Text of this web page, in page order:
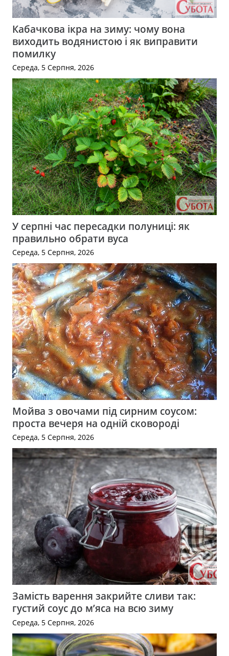
Кабачкова ікра на зиму: чому вона
виходить водянистою і як виправити
помилку
Середа, 5 Серпня, 2026
У серпні час пересадки полуниці: як
правильно обрати вуса
Середа, 5 Серпня, 2026
Мойва з овочами під сирним соусом:
проста вечеря на одній сковороді
Середа, 5 Серпня, 2026
Замість варення закрийте сливи так:
густий соус до м’яса на всю зиму
Середа, 5 Серпня, 2026